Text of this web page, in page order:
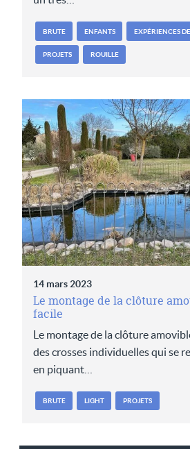
BRUTE ENFANTS EXPÉRIENCES
PROJETS ROUILLE
14 mars 2023
Le montage de la clôture
facile
Le montage de la clôture
des crosses individuelles qui se
en piquant…
BRUTE LIGHT PROJETS